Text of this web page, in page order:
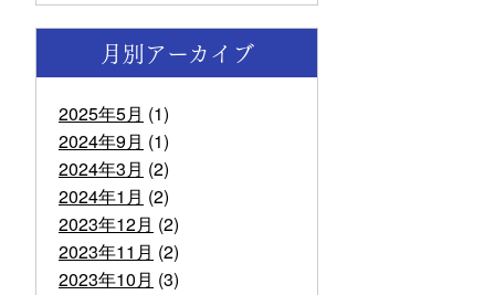
月別アーカイブ
2025年5月 (1)
2024年9月 (1)
2024年3月 (2)
2024年1月 (2)
2023年12月 (2)
2023年11月 (2)
2023年10月 (3)